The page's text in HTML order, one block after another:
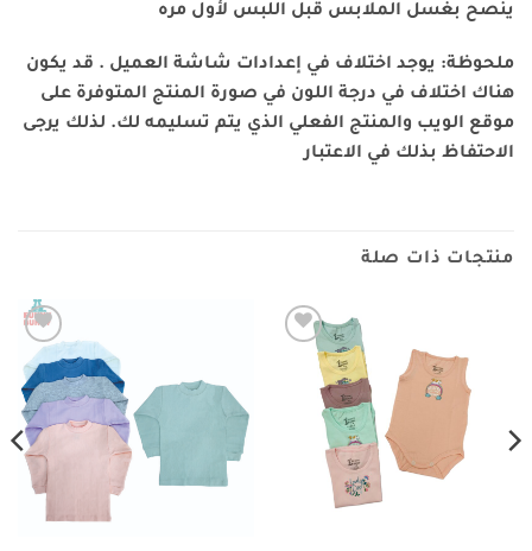
ينصح بغسل الملابس قبل اللبس لأول مره
ملحوظة: يوجد اختلاف في إعدادات شاشة العميل . قد يكون
هناك اختلاف في درجة اللون في صورة المنتج المتوفرة على
موقع الويب والمنتج الفعلي الذي يتم تسليمه لك. لذلك يرجى
الاحتفاظ بذلك في الاعتبار
منتجات ذات صلة
Add to
wishlist